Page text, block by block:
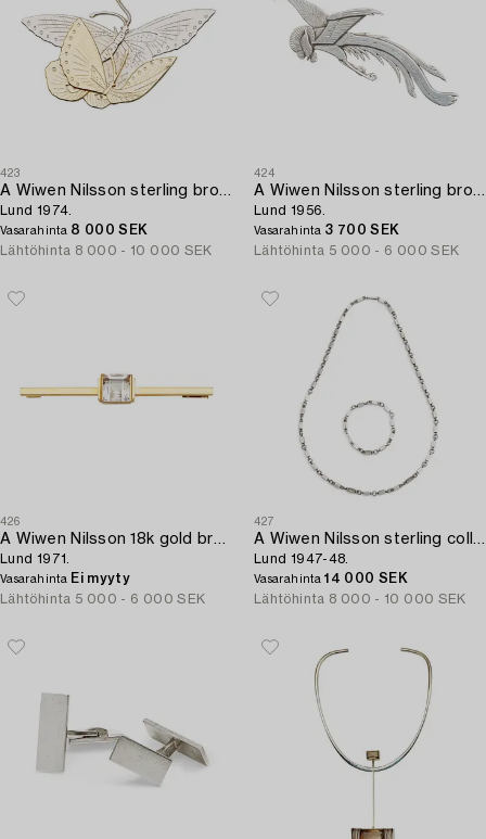
423
A Wiwen Nilsson sterling brooch of a pair of butterflies,
Lund 1974.
Vasarahinta 8 000 SEK
Lähtöhinta 8 000 - 10 000 SEK
424
A Wiwen Nilsson sterling brooch of a bird,
Lund 1956.
Vasarahinta 3 700 SEK
Lähtöhinta 5 000 - 6 000 SEK
426
A Wiwen Nilsson 18k gold brooch with a facet cut rock crystal,
Lund 1971.
Vasarahinta Ei myyty
Lähtöhinta 5 000 - 6 000 SEK
427
A Wiwen Nilsson sterling collier and bracelet,
Lund 1947-48.
Vasarahinta14 000 SEK
Lähtöhinta 8 000 - 10 000 SEK